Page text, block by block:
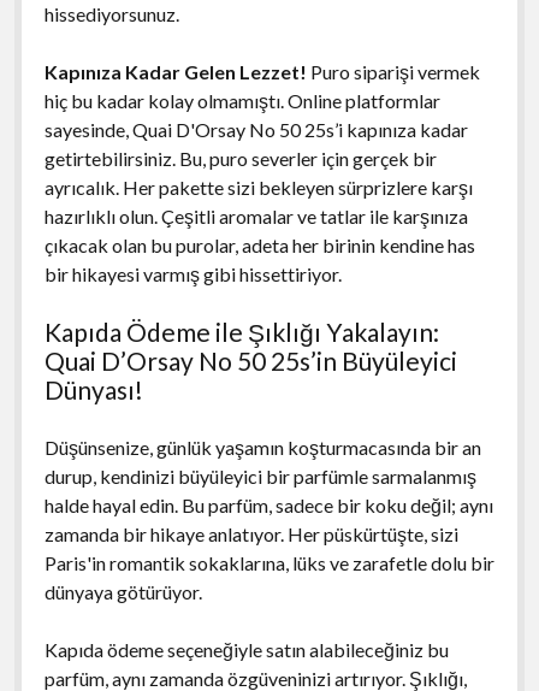
hissediyorsunuz.
Kapınıza Kadar Gelen Lezzet! Puro siparişi vermek
hiç bu kadar kolay olmamıştı. Online platformlar
sayesinde, Quai D'Orsay No 50 25s’i kapınıza kadar
getirtebilirsiniz. Bu, puro severler için gerçek bir
ayrıcalık. Her pakette sizi bekleyen sürprizlere karşı
hazırlıklı olun. Çeşitli aromalar ve tatlar ile karşınıza
çıkacak olan bu purolar, adeta her birinin kendine has
bir hikayesi varmış gibi hissettiriyor.
Kapıda Ödeme ile Şıklığı Yakalayın:
Quai D’Orsay No 50 25s’in Büyüleyici
Dünyası!
Düşünsenize, günlük yaşamın koşturmacasında bir an
durup, kendinizi büyüleyici bir parfümle sarmalanmış
halde hayal edin. Bu parfüm, sadece bir koku değil; aynı
zamanda bir hikaye anlatıyor. Her püskürtüşte, sizi
Paris'in romantik sokaklarına, lüks ve zarafetle dolu bir
dünyaya götürüyor.
Kapıda ödeme seçeneğiyle satın alabileceğiniz bu
parfüm, aynı zamanda özgüveninizi artırıyor. Şıklığı,